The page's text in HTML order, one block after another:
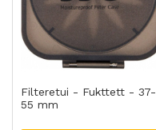
Filteretui - Fukttett - 37-
55 mm